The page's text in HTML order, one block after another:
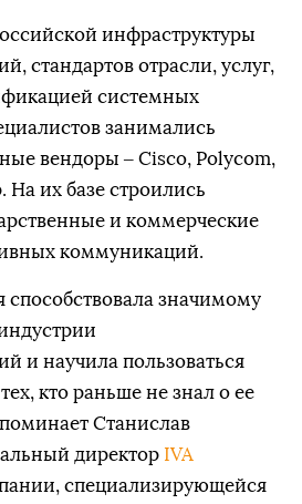
инфраструктуры
стандартов отрасли, услуг,
системных
занимались
вендоры – Cisco, Polycom,
На их базе строились
и коммерческие
коммуникаций.
способствовала значимому
и научила пользоваться
кто раньше не знал о ее
Станислав
директор IVA
специализирующейся